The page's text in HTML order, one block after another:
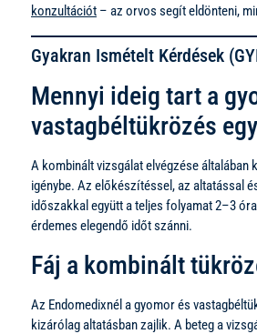
konzultációt – az orvos segít eldönteni,
Gyakran Ismételt Kérdések
Mennyi ideig tart a
vastagbéltükrözés
A kombinált vizsgálat elvégzése általában
igénybe. Az előkészítéssel, az altatással
időszakkal együtt a teljes folyamat 2–3
érdemes elegendő időt szánni.
Fáj a kombinált
Az Endomedixnél a gyomor és
kizárólag altatásban zajlik. A beteg a